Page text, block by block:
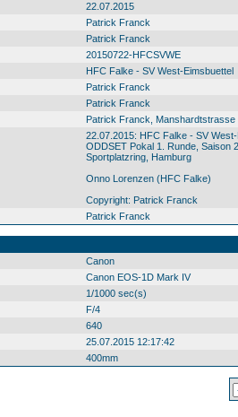
22.07.2015
Patrick Franck
Patrick Franck
20150722-HFCSVWE
HFC Falke - SV West-Eimsbuettel
Patrick Franck
Patrick Franck
Patrick Franck,
22.07.2015: HFC Falke - SV
ODDSET Pokal 1. Runde, Saison
Sportplatzring, Hamburg
Onno Lorenzen (HFC Falke)
Copyright: Patrick Franck
Patrick Franck
Canon
Canon EOS-1D Mark IV
1/1000 sec(s)
F/4
640
25.07.2015 12:17:42
400mm